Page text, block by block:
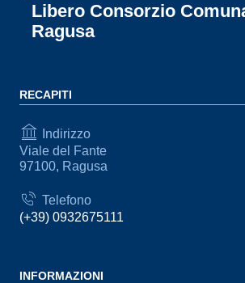
Libero Consorzio
Ragusa
RECAPITI
Indirizzo
Viale del Fante
97100, Ragusa
Telefono
(+39) 0932675111
INFORMAZIONI